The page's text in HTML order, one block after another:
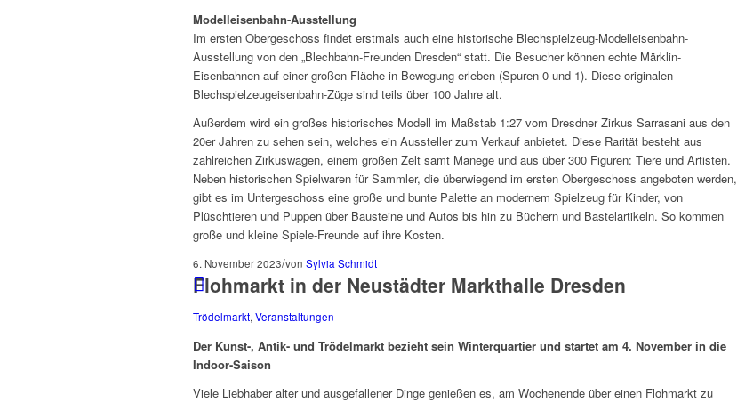
Modelleisenbahn-Ausstellung
Im ersten Obergeschoss findet erstmals auch eine historische Blechspielzeug-Modelleisenbahn-
Ausstellung von den „Blechbahn-Freunden Dresden“ statt. Die Besucher können echte Märklin-
Eisenbahnen auf einer großen Fläche in Bewegung erleben (Spuren 0 und 1). Diese originalen
Blechspielzeugeisenbahn-Züge sind teils über 100 Jahre alt.
Außerdem wird ein großes historisches Modell im Maßstab 1:27 vom Dresdner Zirkus Sarrasani aus den
20er Jahren zu sehen sein, welches ein Aussteller zum Verkauf anbietet. Diese Rarität besteht aus
zahlreichen Zirkuswagen, einem großen Zelt samt Manege und aus über 300 Figuren: Tiere und Artisten.
Neben historischen Spielwaren für Sammler, die überwiegend im ersten Obergeschoss angeboten werden,
gibt es im Untergeschoss eine große und bunte Palette an modernem Spielzeug für Kinder, von
Plüschtieren und Puppen über Bausteine und Autos bis hin zu Büchern und Bastelartikeln. So kommen
große und kleine Spiele-Freunde auf ihre Kosten.
6. November 2023/von Sylvia Schmidt
Flohmarkt in der Neustädter Markthalle Dresden
Trödelmarkt, Veranstaltungen
Der Kunst-, Antik- und Trödelmarkt bezieht sein Winterquartier und startet am 4. November in die
Indoor-Saison
Viele Liebhaber alter und ausgefallener Dinge genießen es, am Wochenende über einen Flohmarkt zu